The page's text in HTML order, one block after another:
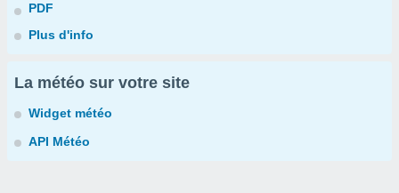
PDF
Plus d'info
La météo sur votre site
Widget météo
API Météo